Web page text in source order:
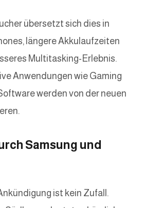
übersetzt sich dies in
längere Akkulaufzeiten
Multitasking-Erlebnis.
Anwendungen wie Gaming
werden von der neuen
Samsung und
ist kein Zufall.